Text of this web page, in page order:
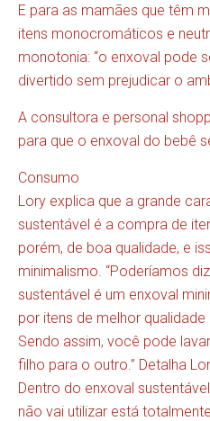
E para as mamães que têm
itens monocromáticos e
monotonia: “o enxoval pode
divertido sem prejudicar o
A consultora e personal
para que o enxoval do bebê
Consumo
Lory explica que a grande
sustentável é a compra de
porém, de boa qualidade, e
minimalismo. “Poderíamos
sustentável é um enxoval
por itens de melhor
Sendo assim, você pode
filho para o outro.” Detalha
Dentro do enxoval
não vai utilizar está